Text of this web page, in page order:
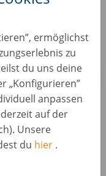
ermöglichst
zu
du uns deine
„Konfigurieren”
anpassen
auf der
Unsere
du hier .
(B2B)
Berlin
(d/m/w)